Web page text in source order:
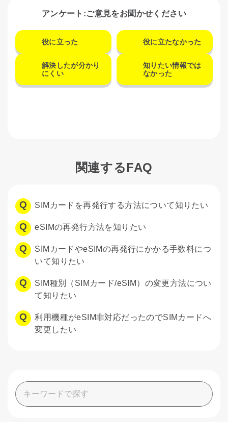
アンケート:ご意見をお聞かせください
役に立った 役に立たなかった
解決したが分かり
にくい
知りたい情報では
なかった
関連するFAQ
SIMカードを再発行する方法について知りたい
eSIMの再発行方法を知りたい
SIMカードやeSIMの再発行にかかる手数料につ
いて知りたい
SIM種別（SIMカード/eSIM）の変更方法につい
て知りたい
利用機種がeSIM非対応だったのでSIMカードへ
変更したい